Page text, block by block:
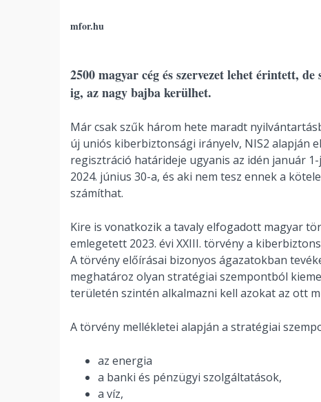
mfor.hu
2500 magyar cég és szervezet lehet érintett,
ig, az nagy bajba kerülhet.
Már csak szűk három hete maradt
új uniós kiberbiztonsági irányelv, NIS2 alapján
regisztráció határideje ugyanis az idén január
2024. június 30-a, és aki nem tesz ennek a
számíthat.
Kire is vonatkozik a tavaly elfogadott magyar
emlegetett 2023. évi XXIII. törvény a
A törvény előírásai bizonyos ágazatokban
meghatároz olyan stratégiai szempontból
területén szintén alkalmazni kell azokat az ott
A törvény mellékletei alapján a stratégiai
az energia
a banki és pénzügyi szolgáltatások,
a víz,